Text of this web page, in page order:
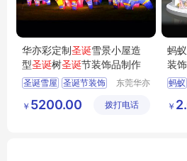
华亦彩定制圣诞雪景小屋造
型圣诞树圣诞节装饰品制作
圣诞雪屋 圣诞节装饰
圣诞灯饰
东莞华亦
艺有限公
￥ 5200.00 拨打电话
蚂
装
蚂蚁
￥